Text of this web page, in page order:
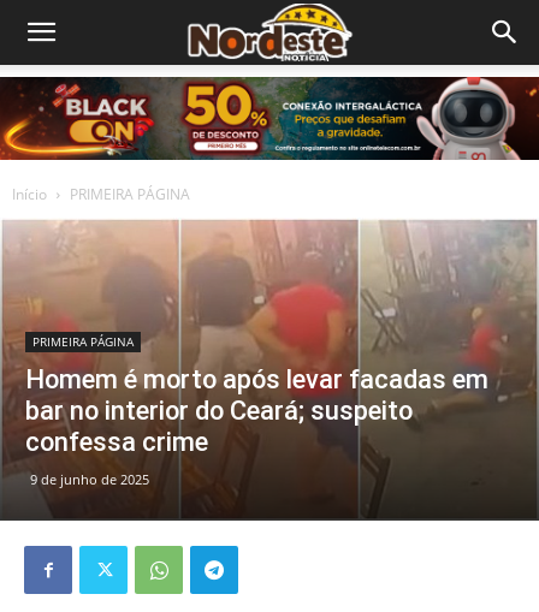
Início PRIMEIRA PÁGINA
PRIMEIRA PÁGINA
Homem é morto após levar facadas em
bar no interior do Ceará; suspeito
confessa crime
9 de junho de 2025